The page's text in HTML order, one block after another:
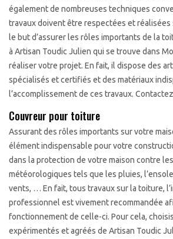
également de nombreuses techniques
travaux doivent être respectées et réalisées
le but d’assurer les rôles importants de la
à Artisan Toudic Julien qui se trouve dans
réaliser votre projet. En fait, il dispose des
spécialisés et certifiés et des matériaux
l’accomplissement de ces travaux.
Couvreur pour toiture
Assurant des rôles importants sur votre
élément indispensable pour votre
dans la protection de votre maison contre
météorologiques tels que les pluies,
vents, … En fait, tous travaux sur la toiture,
professionnel est vivement recommandée
fonctionnement de celle-ci. Pour cela,
expérimentés et agréés de Artisan Toudic